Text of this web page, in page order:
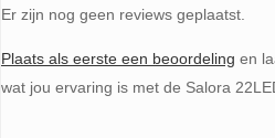
Er zijn nog geen reviews geplaatst.
Plaats als eerste een beoordeling en
wat jou ervaring is met de Salora